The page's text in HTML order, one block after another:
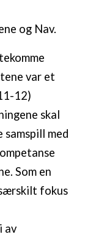
og Nav.
var et
12)
skal
med
Som en
fokus
av